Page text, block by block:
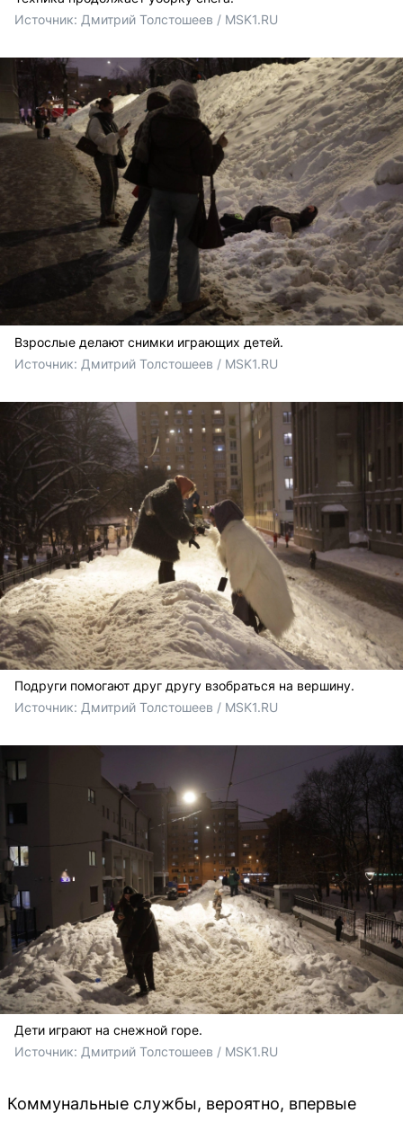
Источник: Дмитрий Толстошеев / MSK1.RU
Взрослые делают снимки играющих детей.
Источник: Дмитрий Толстошеев / MSK1.RU
Подруги помогают друг другу взобраться на вершину.
Источник: Дмитрий Толстошеев / MSK1.RU
Дети играют на снежной горе.
Источник: Дмитрий Толстошеев / MSK1.RU
Коммунальные службы, вероятно, впервые